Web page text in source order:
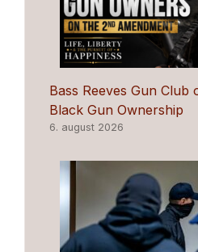
Bass Reeves Gun Club
Black Gun Ownership
6. august 2026